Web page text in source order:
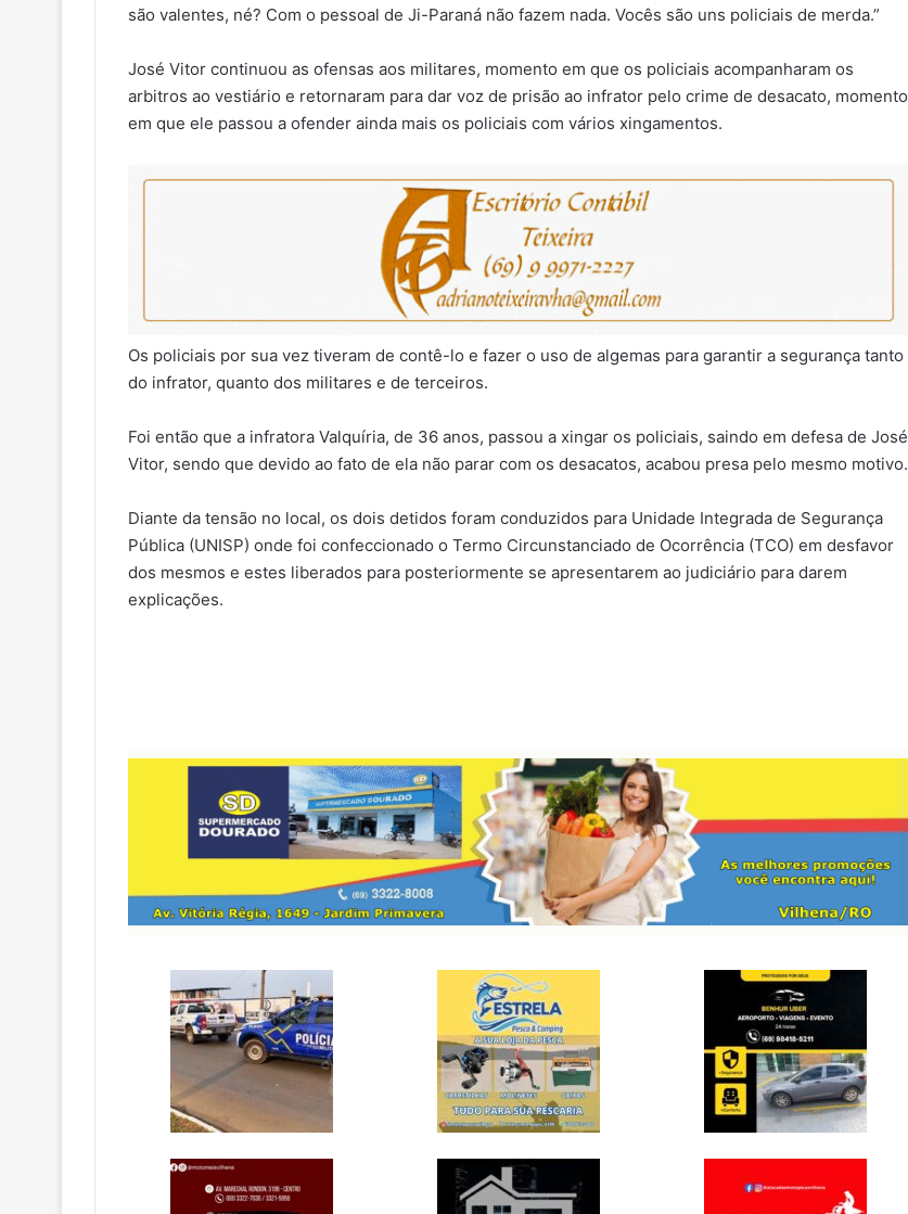
são valentes, né? Com o pessoal de Ji-Paraná não fazem nada. Vocês são uns policiais de merda.”
José Vitor continuou as ofensas aos militares, momento em que os policiais acompanharam os
arbitros ao vestiário e retornaram para dar voz de prisão ao infrator pelo crime de desacato, momento
em que ele passou a ofender ainda mais os policiais com vários xingamentos.
Os policiais por sua vez tiveram de contê-lo e fazer o uso de algemas para garantir a segurança tanto
do infrator, quanto dos militares e de terceiros.
Foi então que a infratora Valquíria, de 36 anos, passou a xingar os policiais, saindo em defesa de José
Vitor, sendo que devido ao fato de ela não parar com os desacatos, acabou presa pelo mesmo motivo.
Diante da tensão no local, os dois detidos foram conduzidos para Unidade Integrada de Segurança
Pública (UNISP) onde foi confeccionado o Termo Circunstanciado de Ocorrência (TCO) em desfavor
dos mesmos e estes liberados para posteriormente se apresentarem ao judiciário para darem
explicações.